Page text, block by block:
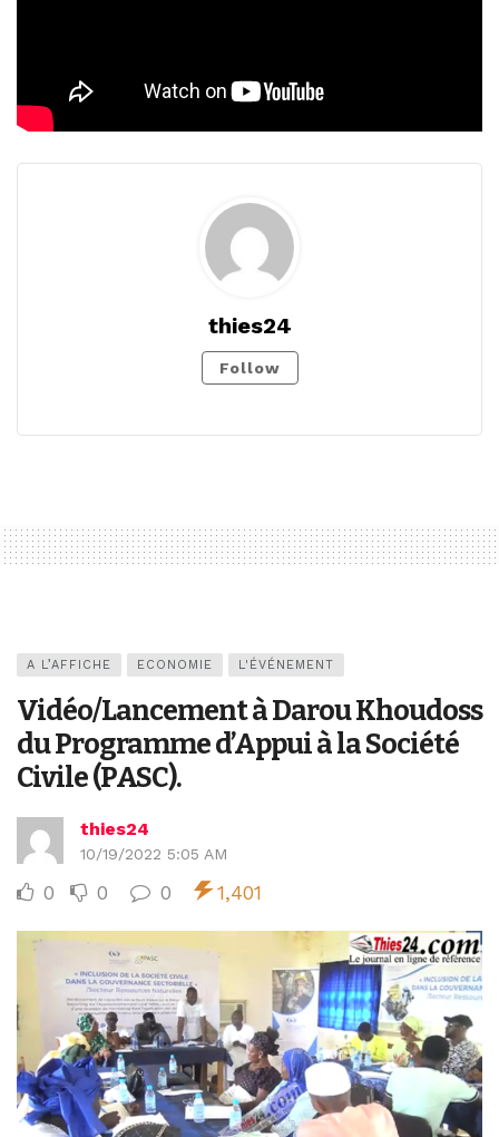
thies24
Follow
A L’AFFICHE ECONOMIE L'ÉVÉNEMENT
Vidéo/Lancement à Darou Khoudoss
du Programme d’Appui à la Société
Civile (PASC).
thies24
10/19/2022 5:05 AM
0 0 0 1,401